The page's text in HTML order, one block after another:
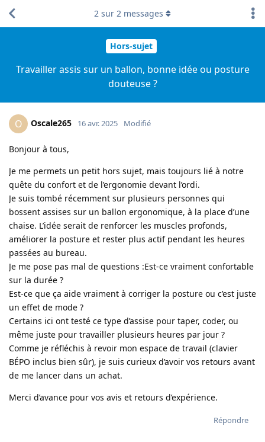
Hors-sujet
Travailler assis sur un ballon, bonne idée ou posture
douteuse ?
2 sur 2 messages
O Oscale265 16 avr. 2025 Modifié
Bonjour à tous,
Je me permets un petit hors sujet, mais toujours lié à notre
quête du confort et de l’ergonomie devant l’ordi.
Je suis tombé récemment sur plusieurs personnes qui
bossent assises sur un ballon ergonomique, à la place d’une
chaise. L’idée serait de renforcer les muscles profonds,
améliorer la posture et rester plus actif pendant les heures
passées au bureau.
Je me pose pas mal de questions :Est-ce vraiment confortable
sur la durée ?
Est-ce que ça aide vraiment à corriger la posture ou c’est juste
un effet de mode ?
Certains ici ont testé ce type d’assise pour taper, coder, ou
même juste pour travailler plusieurs heures par jour ?
Comme je réfléchis à revoir mon espace de travail (clavier
BÉPO inclus bien sûr), je suis curieux d’avoir vos retours avant
de me lancer dans un achat.
Merci d’avance pour vos avis et retours d’expérience.
Répondre